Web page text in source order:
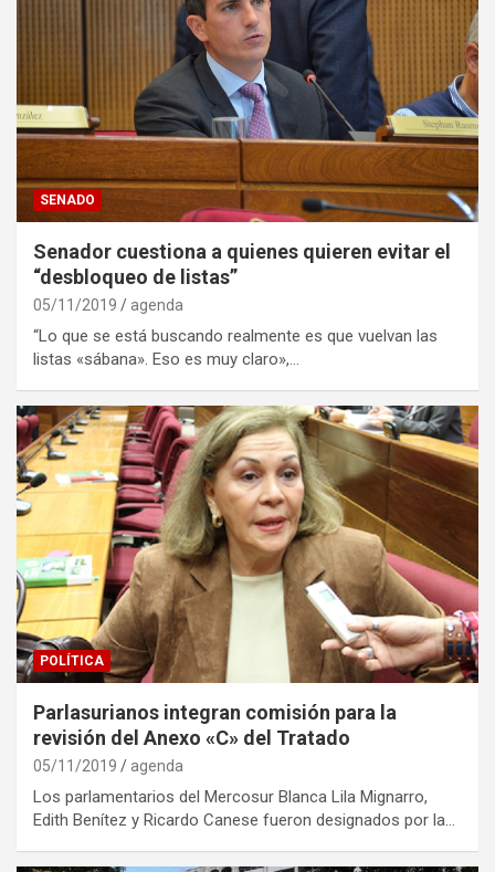
SENADO
Senador cuestiona a quienes quieren evitar el
“desbloqueo de listas”
05/11/2019 agenda
“Lo que se está buscando realmente es que vuelvan las
listas «sábana». Eso es muy claro»,…
POLÍTICA
Parlasurianos integran comisión para la
revisión del Anexo «C» del Tratado
05/11/2019 agenda
Los parlamentarios del Mercosur Blanca Lila Mignarro,
Edith Benítez y Ricardo Canese fueron designados por la…